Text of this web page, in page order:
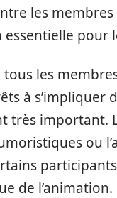
les
essentielle pour
tous les
à s’impliquer
très important.
ou
de